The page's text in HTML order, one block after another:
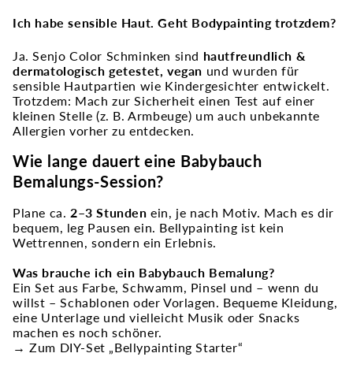
Ich habe sensible Haut. Geht Bodypainting trotzdem?
Ja. Senjo Color Schminken sind hautfreundlich &
dermatologisch getestet, vegan und wurden für
sensible Hautpartien wie Kindergesichter entwickelt.
Trotzdem: Mach zur Sicherheit einen Test auf einer
kleinen Stelle (z. B. Armbeuge) um auch unbekannte
Allergien vorher zu entdecken.
Wie lange dauert eine Babybauch
Bemalungs-Session?
Plane ca. 2–3 Stunden ein, je nach Motiv. Mach es dir
bequem, leg Pausen ein. Bellypainting ist kein
Wettrennen, sondern ein Erlebnis.
Was brauche ich ein Babybauch Bemalung?
Ein Set aus Farbe, Schwamm, Pinsel und – wenn du
willst – Schablonen oder Vorlagen. Bequeme Kleidung,
eine Unterlage und vielleicht Musik oder Snacks
machen es noch schöner.
→ Zum DIY-Set „Bellypainting Starter“